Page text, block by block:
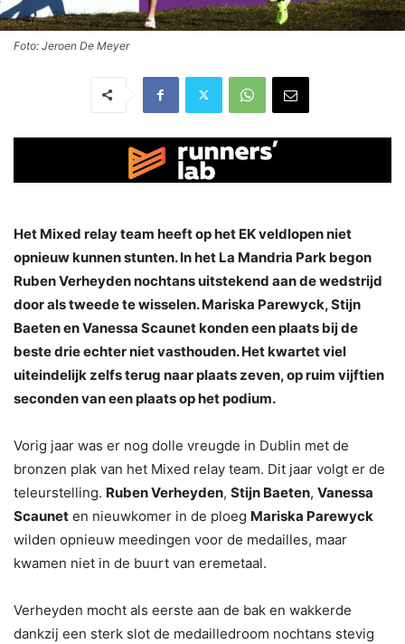
Foto: Jeroen De Meyer
Het Mixed relay team heeft op het EK veldlopen niet
opnieuw kunnen stunten. In het La Mandria Park begon
Ruben Verheyden nochtans uitstekend aan de wedstrijd
door als tweede te wisselen. Mariska Parewyck, Stijn
Baeten en Vanessa Scaunet konden een plaats bij de
beste drie echter niet vasthouden. Het kwartet viel
uiteindelijk zelfs terug naar plaats zeven, op ruim vijftien
seconden van een plaats op het podium.
Vorig jaar was er nog dolle vreugde in Dublin met de
bronzen plak van het Mixed relay team. Dit jaar volgt er de
teleurstelling. Ruben Verheyden, Stijn Baeten, Vanessa
Scaunet en nieuwkomer in de ploeg Mariska Parewyck
wilden opnieuw meedingen voor de medailles, maar
kwamen niet in de buurt van eremetaal.
Verheyden mocht als eerste aan de bak en wakkerde
dankzij een sterk slot de medailledroom nochtans stevig